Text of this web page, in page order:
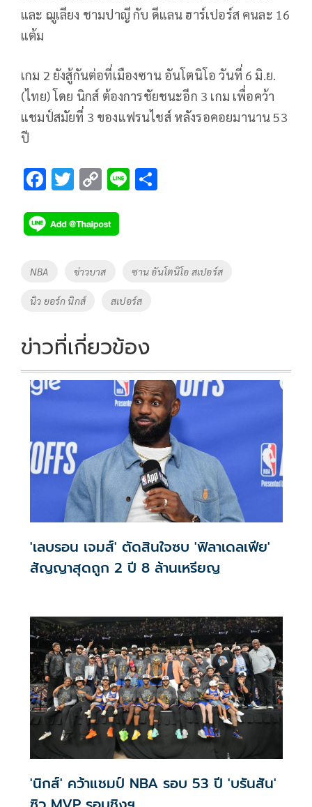
และ ฌูเลียง ชามปาญี กับ ดีแลน ฮาร์เปอร์ส คนละ 16
แต้ม
เกม 2 ยังสู้กันต่อที่เมืองซาน อันโตนิโอ วันที่ 6 มิ.ย.
(ไทย) โดย นิกส์ ต้องการชัยชนะอีก 3 เกม เพื่อคว้า
แชมป์สมัยที่ 3 ของแฟรนไชส์ หลังรอคอยมานาน 53
ปี
F
e
b
o
o
k
T
tt
er
C
p
y
Li
k
Li
Tags
NBA ข่าวบาส ซาน อันโตนิโอ สเปอร์ส
นิว ยอร์ก นิกส์ สเปอร์ส
ข่าวที่เกี่ยวข้อง
'เลบรอน เจมส์' ตัดสินใจซบ 'ฟิลาเดลเฟีย'
สัญญาสุดถูก 2 ปี 8 ล้านเหรียญ
'นิกส์' คว้าแชมป์ NBA รอบ 53 ปี 'บรันสัน'